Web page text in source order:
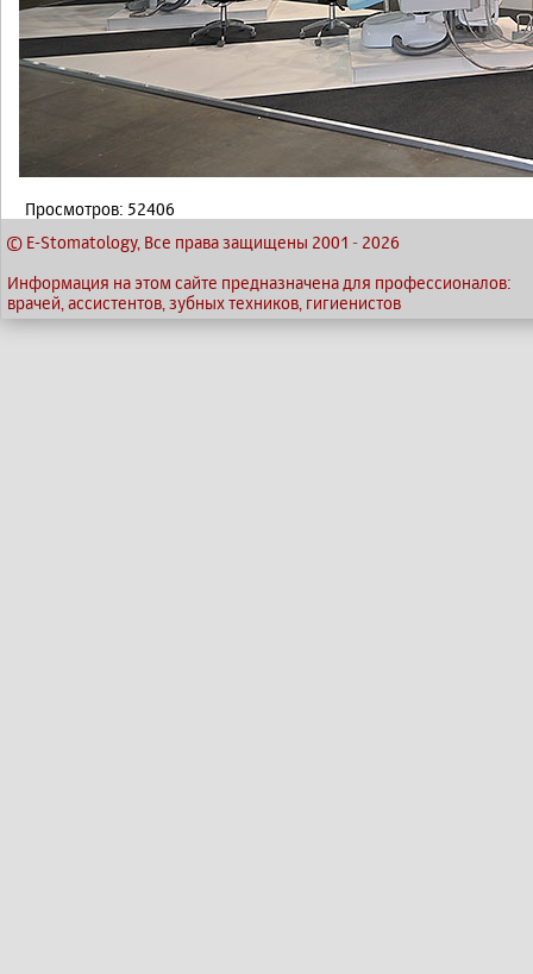
Просмотров: 52406
© E-Stomatology, Все права защищены 2001 - 2026
Информация на этом сайте предназначена для профессионалов:
врачей, ассистентов, зубных техников, гигиенистов